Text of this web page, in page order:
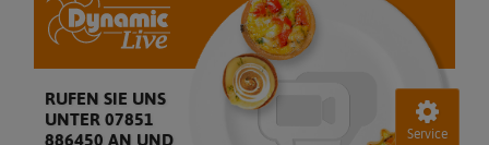
Service
RUFEN SIE UNS
UNTER 07851
886450 AN UND
Kundenmeinungen - Referenzen